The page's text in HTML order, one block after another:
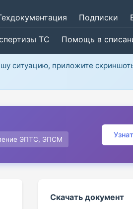
Подписки
ТС Помощь в
ситуацию, приложите
ЭПТС, ЭПСМ
Скачать документ